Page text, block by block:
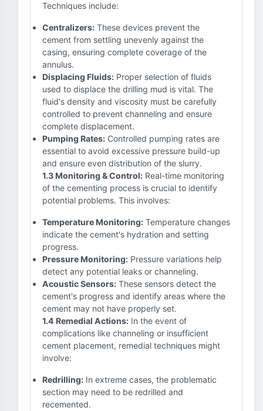
Techniques include:
Centralizers: These devices prevent the
cement from settling unevenly against the
casing, ensuring complete coverage of the
annulus.
Displacing Fluids: Proper selection of fluids
used to displace the drilling mud is vital. The
fluid's density and viscosity must be carefully
controlled to prevent channeling and ensure
complete displacement.
Pumping Rates: Controlled pumping rates are
essential to avoid excessive pressure build-up
and ensure even distribution of the slurry.
1.3 Monitoring & Control: Real-time monitoring
of the cementing process is crucial to identify
potential problems. This involves:
Temperature Monitoring: Temperature changes
indicate the cement's hydration and setting
progress.
Pressure Monitoring: Pressure variations help
detect any potential leaks or channeling.
Acoustic Sensors: These sensors detect the
cement's progress and identify areas where the
cement may not have properly set.
1.4 Remedial Actions: In the event of
complications like channeling or insufficient
cement placement, remedial techniques might
involve:
Redrilling: In extreme cases, the problematic
section may need to be redrilled and
recemented.